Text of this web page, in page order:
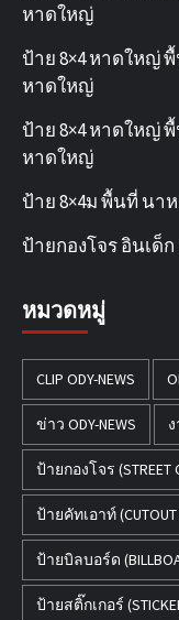
หาดใหญ่
ป้าย 8×4 หาดใหญ่
หาดใหญ่
ป้าย 8×4 หาดใหญ่
หาดใหญ่
ป้าย 8×4ม พื้นที่ น
ป้ายกองโจร อินเด็ก
หมวดหมู่
CLIP ODY-NEWS
ข่าว ODY-NEWS
ป้ายกองโจร (STREET
ป้ายคัทเอาท์ (CUTOUT
ป้ายบิลบอร์ด
ป้ายสติ๊กเกอร์